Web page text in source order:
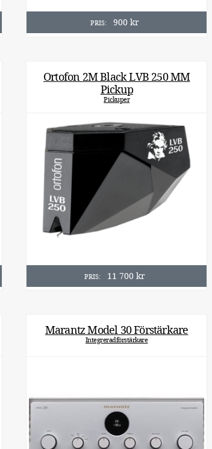
PRIS: 900 kr
Ortofon 2M Black LVB 250 MM
Pickup
Pickuper
PRIS: 11 700 kr
Marantz Model 30 Förstärkare
Integreradförstärkare